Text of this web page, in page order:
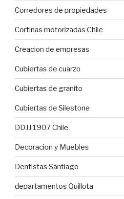
Corredores de propiedades
Cortinas motorizadas Chile
Creacion de empresas
Cubiertas de cuarzo
Cubiertas de granito
Cubiertas de Silestone
DDJJ 1907 Chile
Decoracion y Muebles
Dentistas Santiago
departamentos Quillota